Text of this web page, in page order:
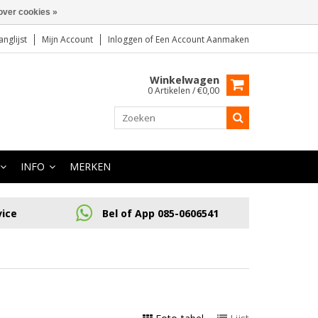
Mijn Account Inloggen of Een Account Aanmaken
Winkelwagen
0 Artikelen / €0,00
INFO MERKEN
Bel of App 085-0606541
cookies »